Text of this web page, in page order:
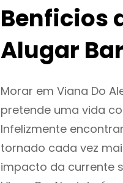
Benficios
Alugar
Morar em Viana Do
pretende uma vida
Infelizmente
tornado cada vez
impacto da currente